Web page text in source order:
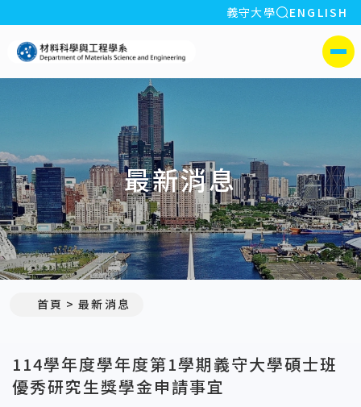
:::
義守大學 全站搜索
ENGLISH
義守大學材料科學與工程學
側選單
最新消息
首頁 最新消息
114學年度學年度第1學期義守大學碩士班
優秀研究生獎學金申請事宜